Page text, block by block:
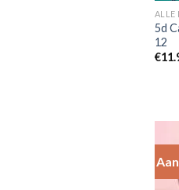
ALLE
5d
12
€